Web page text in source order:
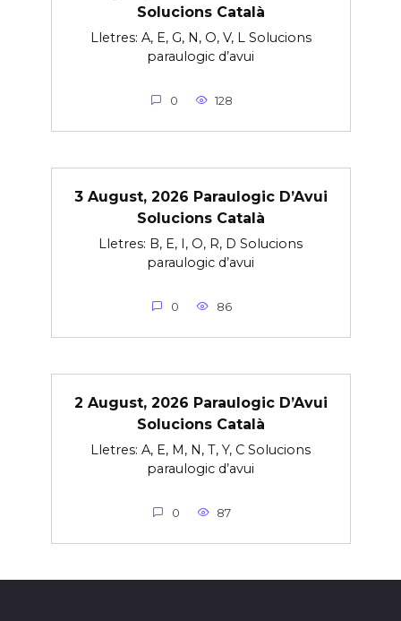
Solucions Català
Lletres: A, E, G, N, O, V, L Solucions
paraulogic d’avui
0 128
3 August, 2026 Paraulogic D’Avui
Solucions Català
Lletres: B, E, I, O, R, D Solucions
paraulogic d’avui
0 86
2 August, 2026 Paraulogic D’Avui
Solucions Català
Lletres: A, E, M, N, T, Y, C Solucions
paraulogic d’avui
0 87